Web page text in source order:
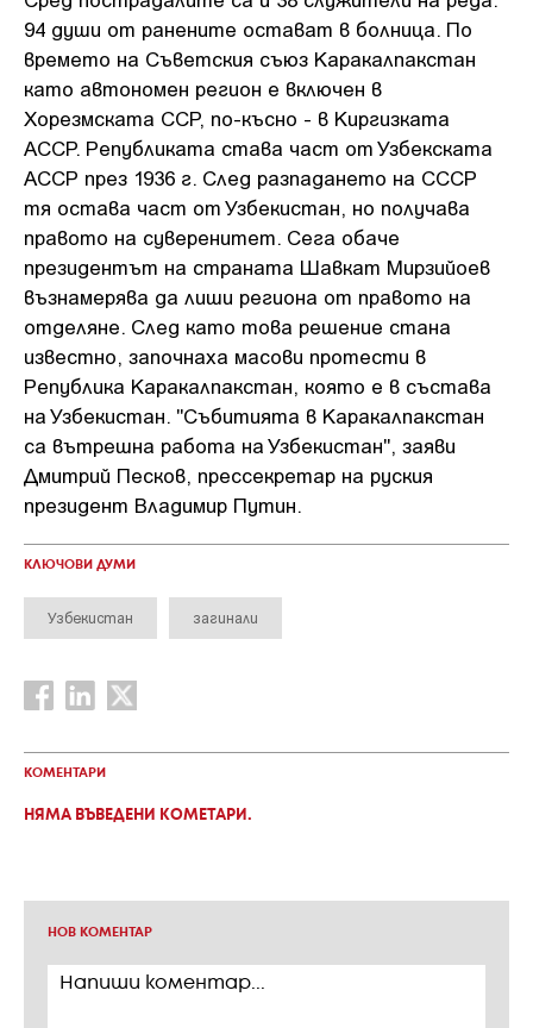
94 души от ранените остават в болница. По
времето на Съветския съюз Каракалпакстан
като автономен регион е включен в
Хорезмската ССР, по-късно - в Киргизката
АССР. Републиката става част от Узбекската
АССР през 1936 г. След разпадането на СССР
тя остава част от Узбекистан, но получава
правото на суверенитет. Сега обаче
президентът на страната Шавкат Мирзийоев
възнамерява да лиши региона от правото на
отделяне. След като това решение стана
известно, започнаха масови протести в
Република Каракалпакстан, която е в състава
на Узбекистан. "Събитията в Каракалпакстан
са вътрешна работа на Узбекистан", заяви
Дмитрий Песков, прессекретар на руския
президент Владимир Путин.
КЛЮЧОВИ ДУМИ
Узбекистан загинали
КОМЕНТАРИ
НЯМА ВЪВЕДЕНИ КОМЕТАРИ.
НОВ КОМЕНТАР